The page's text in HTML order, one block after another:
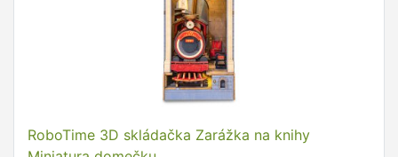
RoboTime 3D skládačka Zarážka na knihy